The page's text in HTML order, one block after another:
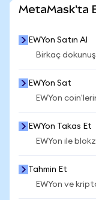
MetaMask'ta
EWYon Satın Al
Birkaç
EWYon Sat
EWYon
EWYon Takas Et
EWYon ile
Tahmin Et
EWYon ve